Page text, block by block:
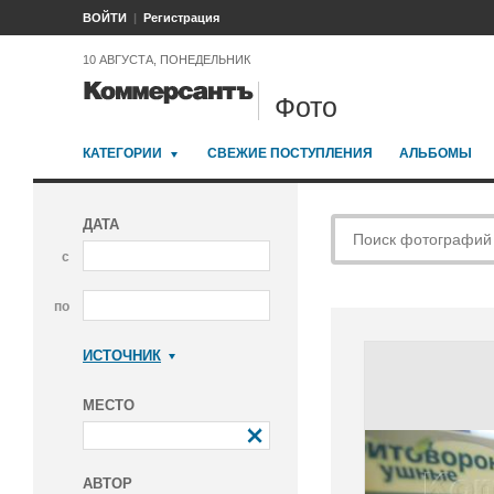
ВОЙТИ Регистрация
10 АВГУСТА, ПОНЕДЕЛЬНИК
Фото
КАТЕГОРИИ СВЕЖИЕ ПОСТУПЛЕНИЯ АЛЬБОМЫ
ДАТА
с
по
ИСТОЧНИК
МЕСТО
АВТОР